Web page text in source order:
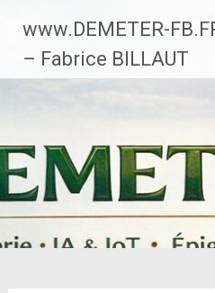
contenu
principal
www.DEMETER-
– Fabrice BILLAUT